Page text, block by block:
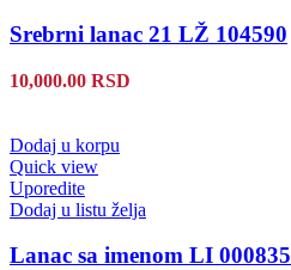
Srebrni lanac 21 LŽ 104590
10,000.00 RSD
Dodaj u korpu
Quick view
Uporedite
Dodaj u listu želja
Lanac sa imenom LI 000835